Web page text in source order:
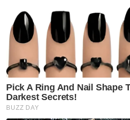
Artikel Berkaitan:
Penolong pegawai hal ehwal
tuntutan palsu RM135,000
Nombor pendaftaran
berkuasa jejak penjenayah
Suhakam gesa henti rujuk
kepada pihak berkuasa